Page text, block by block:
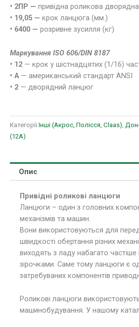
• 2ПР — привідна роликова дворядна
• 19,05 — крок ланцюга (мм.)
• 6400 — розривне зусилля (кг)
Маркування ISO 606/DIN 8187
• 12 — крок у шістнадцятих (1/16)
• А— американський стандарт ANSI
• 2 — дворядний ланцюг
Категорії Інші (Акрос, Полісся, Claas),
(12A)
Опис
Привідні роликові ланцюги
Ланцюги – один з головних
механізмів та машин.
Вони використовуються для
швидкості обертання різних
виходять з ладу набагато частіше
зірочками. Саме тому ланцюги є
затребуваних компонентів
Роликові ланцюги
машинобудування. У нашому